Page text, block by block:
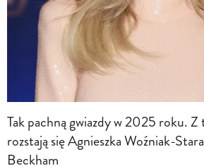
Tak pachną gwiazdy w 2025 roku.
rozstają się Agnieszka Woźniak-
Beckham